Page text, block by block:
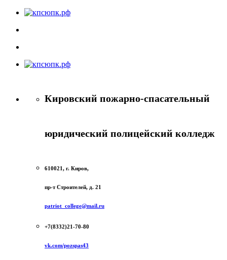
Кировский пожарно-спасательный
юридический полицейский колледж
610021, г. Киров,
пр-т Строителей, д. 21
patriot_college@mail.ru
+7(8332)21-70-80
vk.com/pozspas43